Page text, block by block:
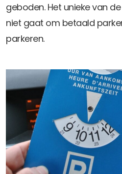
geboden. Het unieke van
niet gaat om betaald
parkeren.